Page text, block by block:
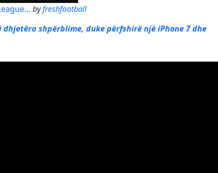
byfreshfootball
shpërblime, duke përfshirë një iPhone 7 dhe